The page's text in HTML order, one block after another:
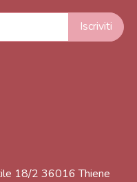
18/2 36016 Thiene